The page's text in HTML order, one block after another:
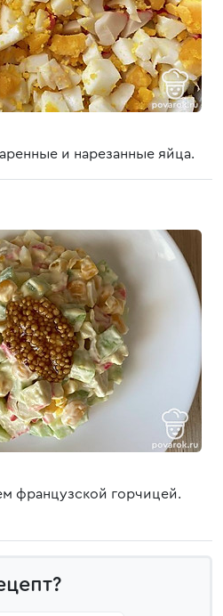
и нарезанные яйца.
французской горчицей.